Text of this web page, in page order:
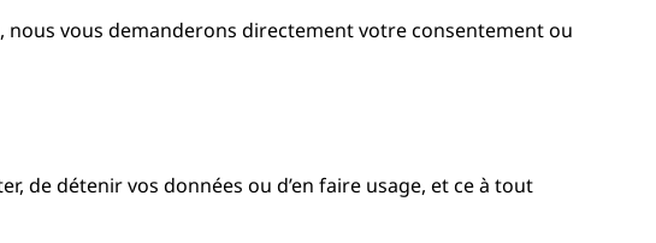
vous demanderons directement votre consentement ou
de détenir vos données ou d’en faire usage, et ce à tout